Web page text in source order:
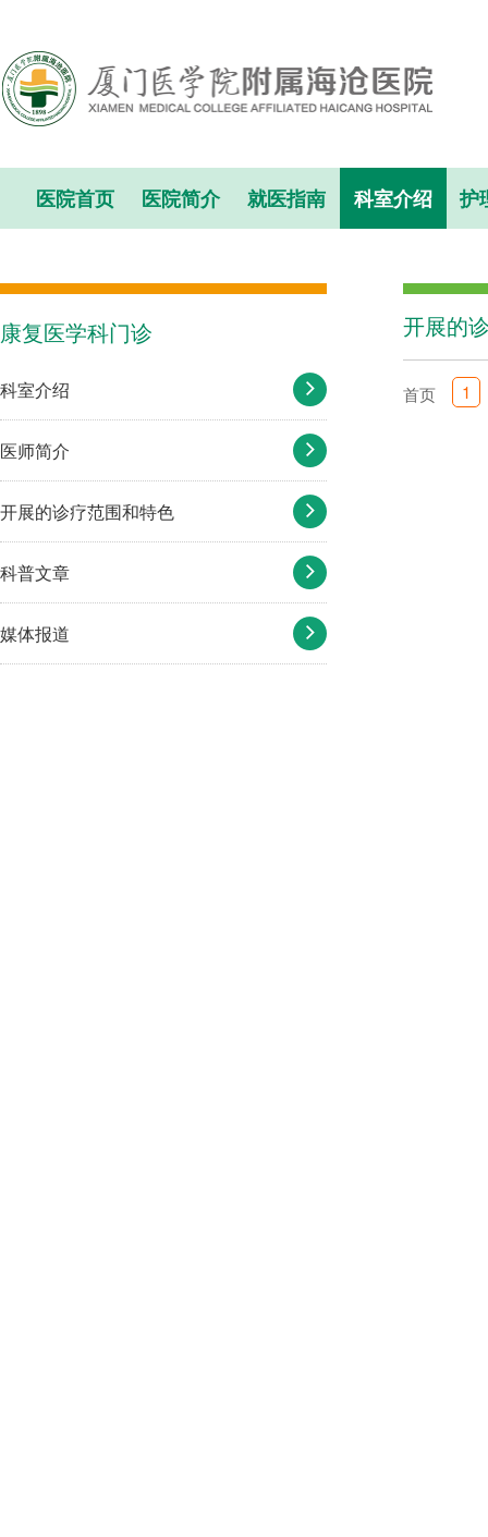
医院首页 医院简介 就医指南 科室介绍 护
开展的
首页 1
康复医学科门诊
科室介绍
医师简介
开展的诊疗范围和特色
科普文章
媒体报道